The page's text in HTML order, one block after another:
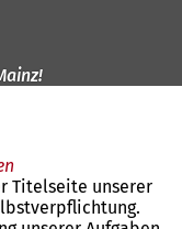
Titelseite unserer